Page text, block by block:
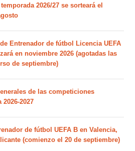
2026/27 se sorteará el
Entrenador de fútbol Licencia UEFA
en noviembre 2026 (agotadas las
de septiembre)
de las competiciones
2027
de fútbol UEFA B en Valencia,
(comienzo el 20 de septiembre)